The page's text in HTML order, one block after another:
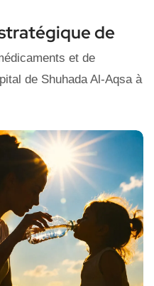
de
et de
de Shuhada Al-Aqsa à